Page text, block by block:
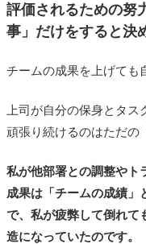
評価されるための努
事」だけをすると決
チームの成果を上げても
上司が自分の保身とタ
頑張り続けるのはただの
私が他部署との調整やト
成果は「チームの成績」
で、私が疲弊して倒れて
造になっていたのです。